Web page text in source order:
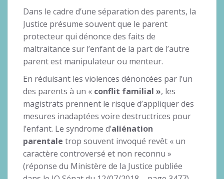
Dans le cadre d’une séparation des parents, la
Justice présume souvent que le parent
protecteur qui dénonce des faits de
maltraitance sur l’enfant de la part de l’autre
parent est manipulateur ou menteur.
En réduisant les violences dénoncées par l’un
des parents à un « conflit familial », les
magistrats prennent le risque d’appliquer des
mesures inadaptées voire destructrices pour
l’enfant. Le syndrome d’aliénation
parentale trop souvent invoqué revêt « un
caractère controversé et non reconnu »
(réponse du Ministère de la Justice publiée